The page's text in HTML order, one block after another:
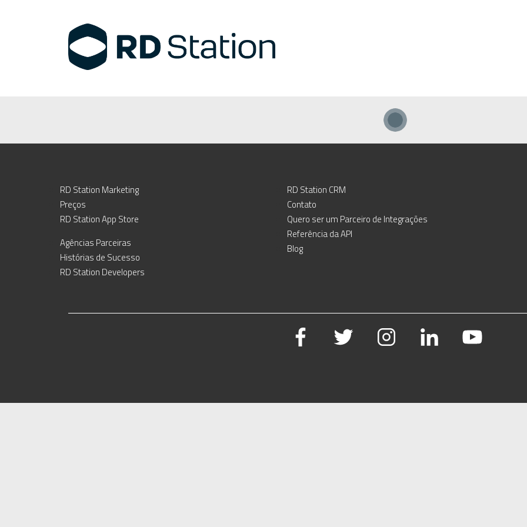
RD Station Marketing
Preços
RD Station App Store
Agências Parceiras
Histórias de Sucesso
RD Station Developers
RD Station CRM
Contato
Quero ser um Parceiro de Integrações
Referência da API
Blog